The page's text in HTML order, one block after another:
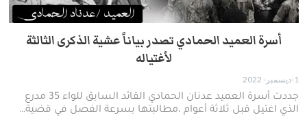
أسرة العميد الحمادي تصدر بياناً عشية الذكرى الثالثة
لأغتياله
1-ديسمبر- 2022
جددت أسرة العميد عدنان الحمادي القائد السابق للواء 35 مدرع
الذي اغتيل قبل ثلاثة أعوام ،مطالبتها بسرعة الفصل في قضية…